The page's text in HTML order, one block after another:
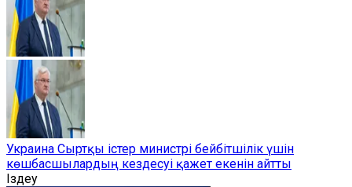
Украина Сыртқы істер министрі бейбітшілік үшін
көшбасшылардың кездесуі қажет екенін айтты
Іздеу